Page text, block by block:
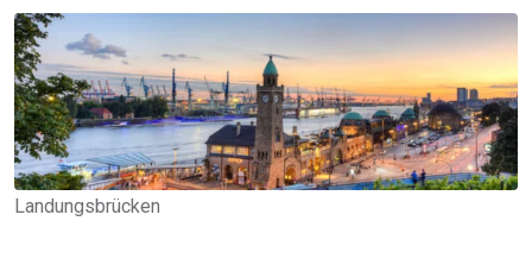
Landungsbrücken